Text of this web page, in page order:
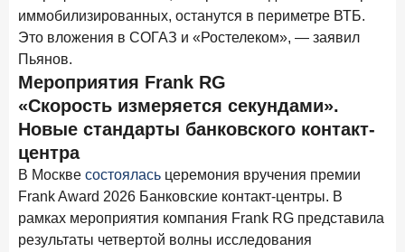
ПОДПИСАТЬСЯ
Я согласен с условиями обработки данных
10 марта 2026 года
Куда уходят деньги? Frank RG исследует рынок
вкладов
6 марта 2026 года
По итогам февраля 2026 года объем выдач кредитов
составил 748,4 млрд руб.
25 февраля 2026 года ИССЛЕДОВАНИЕ
иммобилизированных, останутся в периметре ВТБ.
Это вложения в СОГАЗ и «Ростелеком», — заявил
Пьянов.
Мероприятия Frank RG
«Скорость измеряется секундами».
Новые стандарты банковского контакт-
центра
В Москве состоялась церемония вручения премии
Frank Award 2026 Банковские контакт-центры. В
рамках мероприятия компания Frank RG представила
результаты четвертой волны исследования